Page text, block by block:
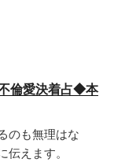
倫愛決着占◆本
のも無理はな
伝えます。